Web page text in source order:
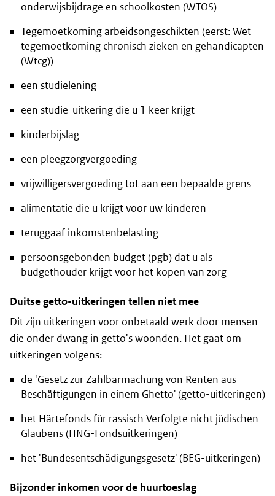
onderwijsbijdrage en schoolkosten (WTOS)
Tegemoetkoming arbeidsongeschikten (eerst: Wet
tegemoetkoming chronisch zieken en gehandicapten
(Wtcg))
een studielening
een studie-uitkering die u 1 keer krijgt
kinderbijslag
een pleegzorgvergoeding
vrijwilligersvergoeding tot aan een bepaalde grens
alimentatie die u krijgt voor uw kinderen
teruggaaf inkomstenbelasting
persoonsgebonden budget (pgb) dat u als
budgethouder krijgt voor het kopen van zorg
Duitse getto-uitkeringen tellen niet mee
Dit zijn uitkeringen voor onbetaald werk door mensen
die onder dwang in getto's woonden. Het gaat om
uitkeringen volgens:
de 'Gesetz zur Zahlbarmachung von Renten aus
Beschäftigungen in einem Ghetto' (getto-uitkeringen)
het Härtefonds für rassisch Verfolgte nicht jüdischen
Glaubens(HNG-Fondsuitkeringen)
het 'Bundesentschädigungsgesetz' (BEG-uitkeringen)
Bijzonder inkomen voor de huurtoeslag